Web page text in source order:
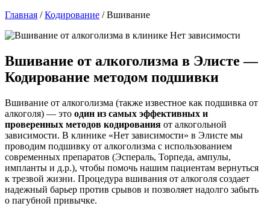
Главная /Кодирование /Вшивание
Вшивание от алкоголизма в Элисте —
Кодирование методом подшивки
Вшивание от алкоголизма (также известное как подшивка от
алкоголя) — это один из самых эффективных и
проверенных методов кодирования от алкогольной
зависимости. В клинике «Нет зависимости» в Элисте мы
проводим подшивку от алкоголизма с использованием
современных препаратов (Эспераль, Торпеда, ампулы,
импланты и д.р.), чтобы помочь нашим пациентам вернуться
к трезвой жизни. Процедура вшивания от алкоголя создает
надежный барьер против срывов и позволяет надолго забыть
о пагубной привычке.